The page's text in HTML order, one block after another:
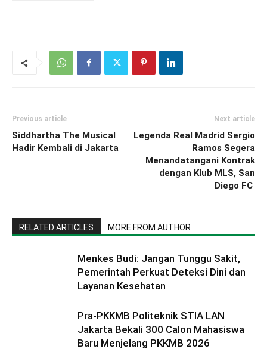
Previous article
Siddhartha The Musical
Hadir Kembali di Jakarta
Next article
Legenda Real Madrid Sergio
Ramos Segera
Menandatangani Kontrak
dengan Klub MLS, San
Diego FC
RELATED ARTICLES MORE FROM AUTHOR
Menkes Budi: Jangan Tunggu Sakit,
Pemerintah Perkuat Deteksi Dini dan
Layanan Kesehatan
Pra-PKKMB Politeknik STIA LAN
Jakarta Bekali 300 Calon Mahasiswa
Baru Menjelang PKKMB 2026